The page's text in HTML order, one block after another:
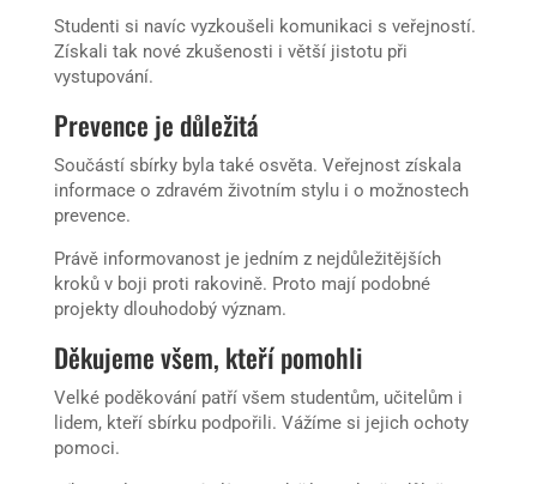
Studenti si navíc vyzkoušeli komunikaci s veřejností.
Získali tak nové zkušenosti i větší jistotu při
vystupování.
Prevence je důležitá
Součástí sbírky byla také osvěta. Veřejnost získala
informace o zdravém životním stylu i o možnostech
prevence.
Právě informovanost je jedním z nejdůležitějších
kroků v boji proti rakovině. Proto mají podobné
projekty dlouhodobý význam.
Děkujeme všem, kteří pomohli
Velké poděkování patří všem studentům, učitelům i
lidem, kteří sbírku podpořili. Vážíme si jejich ochoty
pomoci.